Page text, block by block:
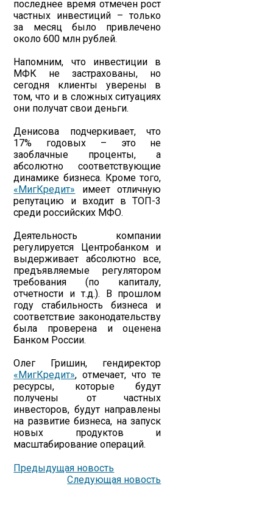
последнее время отмечен рост
частных инвестиций – только
за месяц было привлечено
около 600 млн рублей.
Напомним, что инвестиции в
МФК не застрахованы, но
сегодня клиенты уверены в
том, что и в сложных ситуациях
они получат свои деньги.
Денисова подчеркивает, что
17% годовых – это не
заоблачные проценты, а
абсолютно соответствующие
динамике бизнеса. Кроме того,
«МигКредит» имеет отличную
репутацию и входит в ТОП-3
среди российских МФО.
Деятельность компании
регулируется Центробанком и
выдерживает абсолютно все,
предъявляемые регулятором
требования (по капиталу,
отчетности и т.д.). В прошлом
году стабильность бизнеса и
соответствие законодательству
была проверена и оценена
Банком России.
Олег Гришин, гендиректор
«МигКредит», отмечает, что те
ресурсы, которые будут
получены от частных
инвесторов, будут направлены
на развитие бизнеса, на запуск
новых продуктов и
масштабирование операций.
Предыдущая новость
Следующая новость